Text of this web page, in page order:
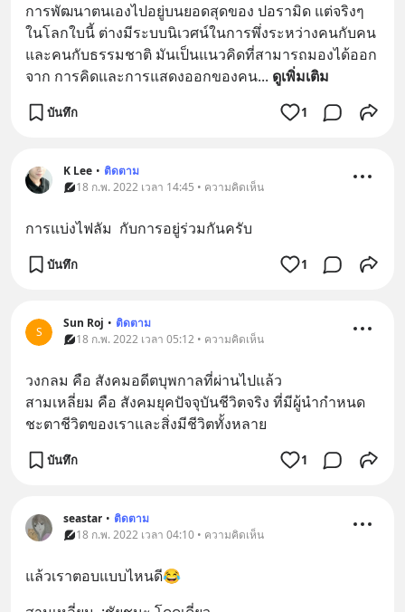
การพัฒนาตนเองไปอยู่บนยอดสุดของ ปอรามิด แต่จริงๆ
ในโลกใบนี้ ต่างมีระบบนิเวศน์ในการพึ่งระหว่างคนกับคน
และคนกับธรรมชาติ มันเป็นแนวคิดที่สามารถมองได้ออก
จาก การคิดและการแสดงออกของคน... ดูเพิ่มเติม
บันทึก 1
K Lee • ติดตาม
18 ก.พ. 2022 เวลา 14:45 • ความคิดเห็น
การแบ่งไฟลัม  กับการอยู่ร่วมกันครับ
บันทึก 1
S
Sun Roj • ติดตาม
18 ก.พ. 2022 เวลา 05:12 • ความคิดเห็น
วงกลม คือ สังคมอดีตบุพกาลที่ผ่านไปแล้ว
สามเหลี่ยม คือ สังคมยุคปัจจุบันชีวิตจริง ที่มีผู้นำกำหนด
ชะตาชีวิตของเราและสิ่งมีชีวิตทั้งหลาย
บันทึก 1
seastar • ติดตาม
18 ก.พ. 2022 เวลา 04:10 • ความคิดเห็น
แล้วเราตอบแบบไหนดี😂